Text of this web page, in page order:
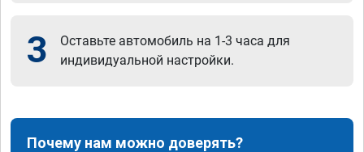
3
Оставьте автомобиль на 1-3 часа для
индивидуальной настройки.
Почему нам можно доверять?